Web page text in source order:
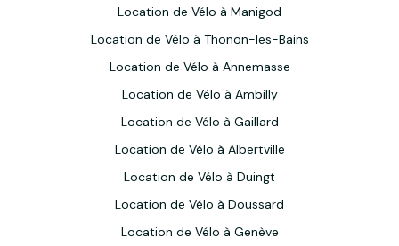
Location de Vélo à Manigod
Location de Vélo à Thonon-les-Bains
Location de Vélo à Annemasse
Location de Vélo à Ambilly
Location de Vélo à Gaillard
Location de Vélo à Albertville
Location de Vélo à Duingt
Location de Vélo à Doussard
Location de Vélo à Genève